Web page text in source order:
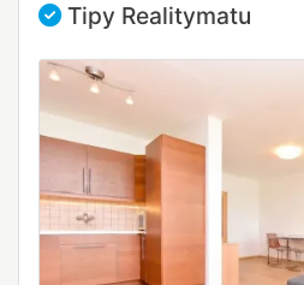
Tipy Realitymatu